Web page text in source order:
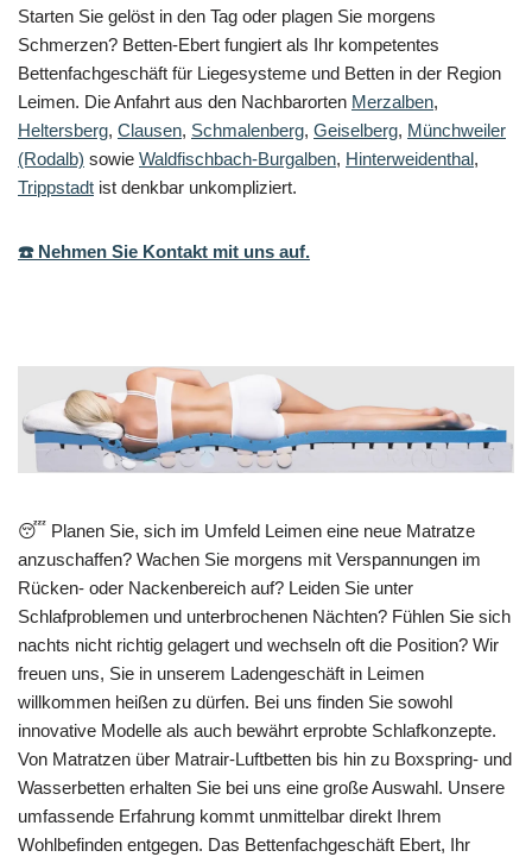
Starten Sie gelöst in den Tag oder plagen Sie morgens
Schmerzen? Betten-Ebert fungiert als Ihr kompetentes
Bettenfachgeschäft für Liegesysteme und Betten in der Region
Leimen. Die Anfahrt aus den Nachbarorten Merzalben,
Heltersberg, Clausen, Schmalenberg, Geiselberg, Münchweiler
(Rodalb) sowie Waldfischbach-Burgalben, Hinterweidenthal,
Trippstadt ist denkbar unkompliziert.
☎️ Nehmen Sie Kontakt mit uns auf.
😴 Planen Sie, sich im Umfeld Leimen eine neue Matratze
anzuschaffen? Wachen Sie morgens mit Verspannungen im
Rücken- oder Nackenbereich auf? Leiden Sie unter
Schlafproblemen und unterbrochenen Nächten? Fühlen Sie sich
nachts nicht richtig gelagert und wechseln oft die Position? Wir
freuen uns, Sie in unserem Ladengeschäft in Leimen
willkommen heißen zu dürfen. Bei uns finden Sie sowohl
innovative Modelle als auch bewährt erprobte Schlafkonzepte.
Von Matratzen über Matrair-Luftbetten bis hin zu Boxspring- und
Wasserbetten erhalten Sie bei uns eine große Auswahl. Unsere
umfassende Erfahrung kommt unmittelbar direkt Ihrem
Wohlbefinden entgegen. Das Bettenfachgeschäft Ebert, Ihr